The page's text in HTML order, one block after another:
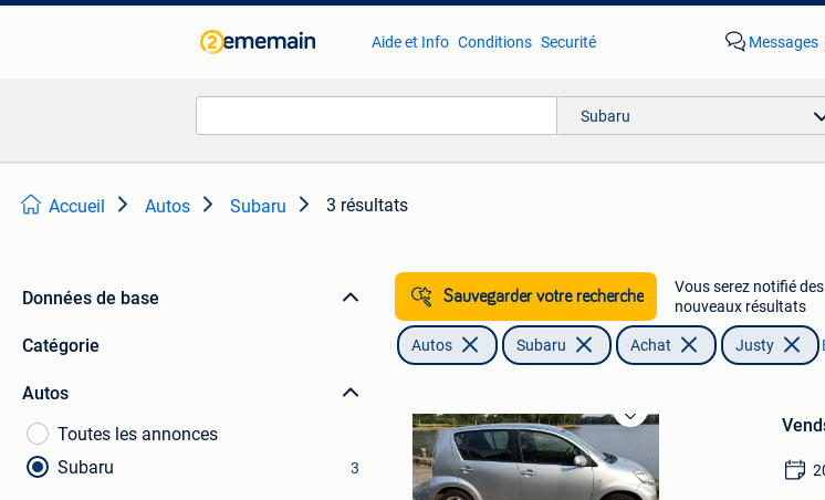
Aide et Info Conditions Securité Messages
Subaru
Accueil Autos Subaru 3 résultats
Données de base
Catégorie
Autos
Toutes les annonces
Subaru
3
Sauvegarder votre recherche
Vous serez notifié des
nouveaux résultats
Autos Subaru Achat Justy
Sauvegarder
dans
Mes
Favoris